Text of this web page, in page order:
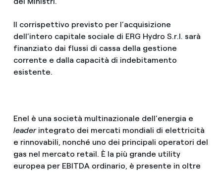
Il corrispettivo previsto per l’acquisizione
dell’intero capitale sociale di ERG Hydro S.r.l. sarà
finanziato dai flussi di cassa della gestione
corrente e dalla capacità di indebitamento
esistente.
Enel è una società multinazionale dell’energia e
leaderintegrato dei mercati mondiali di elettricità
e rinnovabili, nonché uno dei principali operatori del
gas nel mercato retail. È la più grande utility
europea per EBITDA ordinario, è presente in oltre